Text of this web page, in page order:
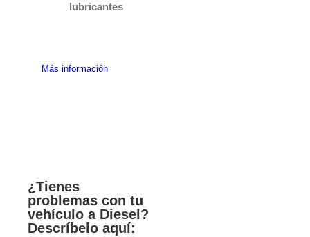
lubricantes
Más información
¿Tienes
problemas con tu
vehículo a Diesel?
Descríbelo aquí: